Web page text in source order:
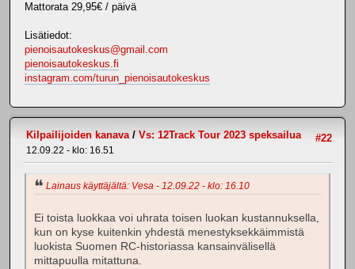
Mattorata 29,95€ / päivä
Lisätiedot:
pienoisautokeskus@gmail.com
pienoisautokeskus.fi
instagram.com/turun_pienoisautokeskus
#22
Kilpailijoiden kanava / Vs: 12Track Tour 2023 speksailua
12.09.22 - klo: 16.51
Lainaus käyttäjältä: Vesa - 12.09.22 - klo: 16.10
Ei toista luokkaa voi uhrata toisen luokan kustannuksella,
kun on kyse kuitenkin yhdestä menestyksekkäimmistä
luokista Suomen RC-historiassa kansainvälisellä
mittapuulla mitattuna.